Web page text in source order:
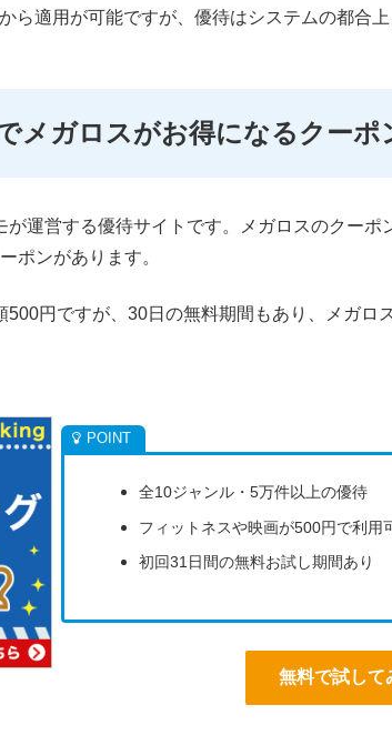
ら適用が可能ですが、優待はシステムの都合
メガロスがお得になるクーポ
運営する優待サイトです。メガロスのクーポ
ポンがあります。
円ですが、30日の無料期間もあり、メガロ
全10ジャンル・5万件以上の優待
フィットネスや映画が500円で利用
初回31日間の無料お試し期間あり
無料で試して